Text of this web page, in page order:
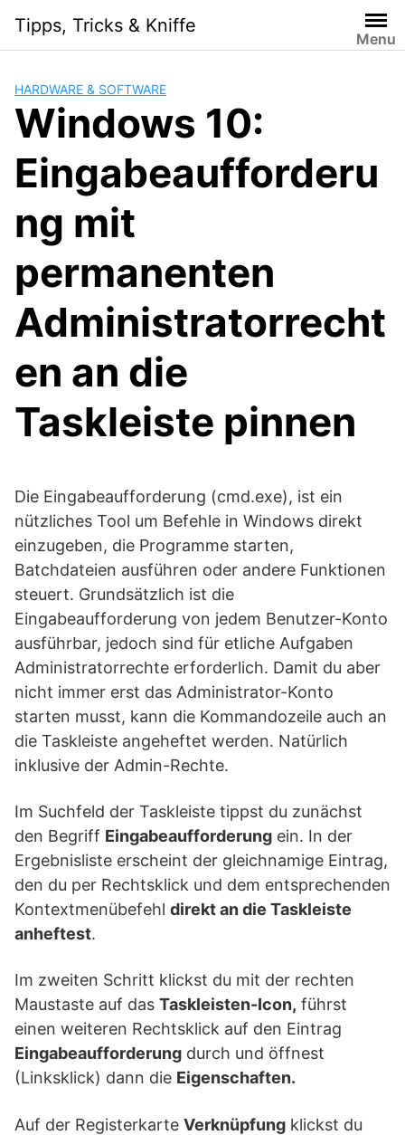
i
Tipps, Tricks & Kniffe
Menu
HARDWARE & SOFTWARE
Windows 10:
Eingabeaufforderu
ng mit
permanenten
Administratorrecht
en an die
Taskleiste pinnen
Die Eingabeaufforderung (cmd.exe), ist ein
nützliches Tool um Befehle in Windows direkt
einzugeben, die Programme starten,
Batchdateien ausführen oder andere Funktionen
steuert. Grundsätzlich ist die
Eingabeaufforderung von jedem Benutzer-Konto
ausführbar, jedoch sind für etliche Aufgaben
Administratorrechte erforderlich. Damit du aber
nicht immer erst das Administrator-Konto
starten musst, kann die Kommandozeile auch an
die Taskleiste angeheftet werden. Natürlich
inklusive der Admin-Rechte.
Im Suchfeld der Taskleiste tippst du zunächst
den Begriff Eingabeaufforderung ein. In der
Ergebnisliste erscheint der gleichnamige Eintrag,
den du per Rechtsklick und dem entsprechenden
Kontextmenübefehl direkt an die Taskleiste
anheftest.
Im zweiten Schritt klickst du mit der rechten
Maustaste auf das Taskleisten-Icon, führst
einen weiteren Rechtsklick auf den Eintrag
Eingabeaufforderung durch und öffnest
(Linksklick) dann die Eigenschaften.
Auf der Registerkarte Verknüpfung klickst du